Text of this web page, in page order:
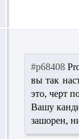
#p68408
вы так
это, черт
Вашу
зашорен,